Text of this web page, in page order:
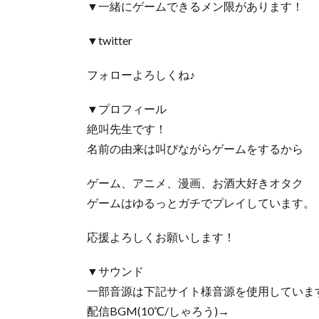
▼一緒にゲームできるメン限があります！
▼twitter
フォローよろしくね♪
▼プロフィール
絶叫先生です！
名前の由来は叫びながらゲームをするから
ゲーム、アニメ、漫画、お酒大好きオタク
ゲームはゆるっとガチでプレイしています。
応援よろしくお願いします！
▼サウンド
一部音源は下記サイト様音源を使用していま
配信BGM(10℃/しゃろう)→